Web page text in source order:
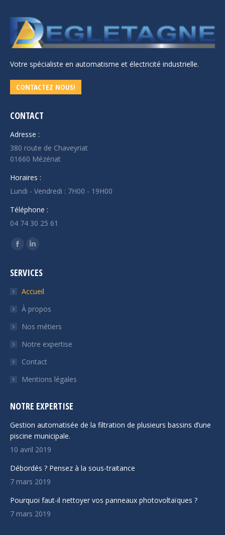
Votre spécialiste en automatisme et électricité industrielle.
CONTACTEZ NOUS!
CONTACT
Adresse :
380 route de Chaveyriat
01660 Mézériat
Horaires :
Lundi - Vendredi : 7H00 - 19H00
Téléphone :
04 74 30 25 61
Trouvez nous sur :
Facebook
opens
window
LinkedIn
opens
in
window
SERVICES
Accueil
À propos
Nos métiers
Notre expertise
Contact
Mentions légales
NOTRE EXPERTISE
Gestion automatisée de la filtration de plusieurs bassins d’une
piscine municipale.
10 avril 2019
Débordés ? Pensez à la sous-traitance
7 mars 2019
Pourquoi faut-il nettoyer vos panneaux photovoltaïques ?
7 mars 2019